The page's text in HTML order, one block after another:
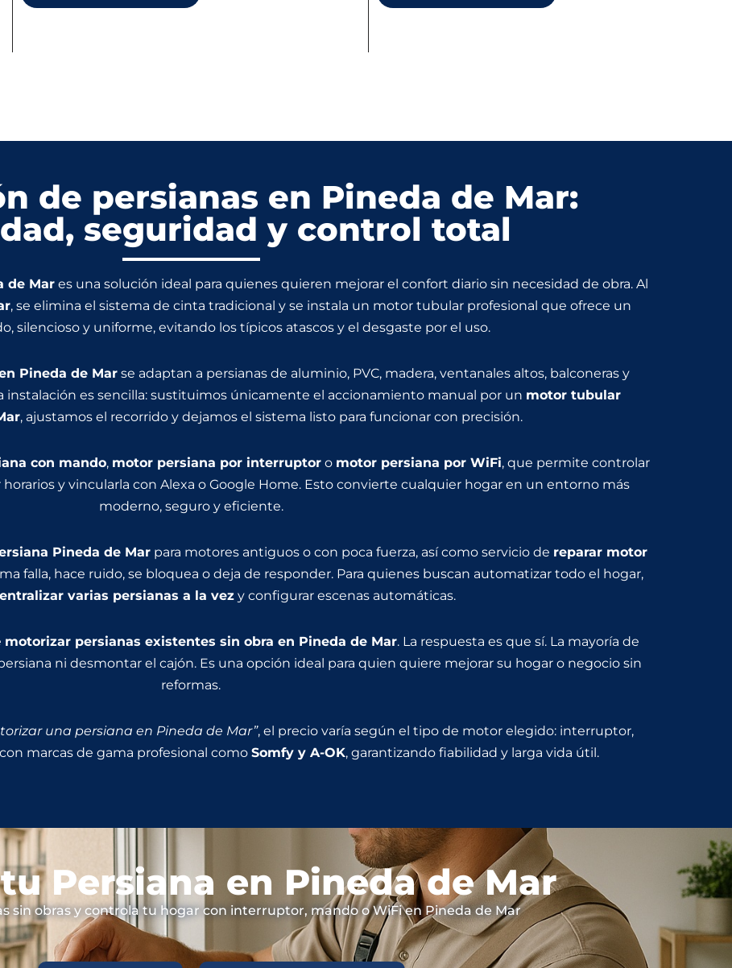
de persianas en Pineda de Mar:
seguridad y control total
de Mares una solución ideal para quienes quieren mejorar el confort diario sin necesidad de obra. Al
, se elimina el sistema de cinta tradicional y se instala un motor tubular profesional que ofrece un
silencioso y uniforme, evitando los típicos atascos y el desgaste por el uso.
Pineda de Mar se adaptan a persianas de aluminio, PVC, madera, ventanales altos, balconeras y
instalación es sencilla: sustituimos únicamente el accionamiento manual por un motor tubular
, ajustamos el recorrido y dejamos el sistema listo para funcionar con precisión.
con mando, motor persiana por interruptoro motor persiana por WiFi, que permite controlar
y vincularla con Alexa o Google Home. Esto convierte cualquier hogar en un entorno más
moderno, seguro y eficiente.
Pineda de Mar para motores antiguos o con poca fuerza, así como servicio de reparar motor
falla, hace ruido, se bloquea o deja de responder. Para quienes buscan automatizar todo el hogar,
varias persianas a la vezy configurar escenas automáticas.
motorizar persianas existentes sin obra en Pineda de Mar. La respuesta es que sí. La mayoría de
ni desmontar el cajón. Es una opción ideal para quien quiere mejorar su hogar o negocio sin
reformas.
una persiana en Pineda de Mar”, el precio varía según el tipo de motor elegido: interruptor,
marcas de gama profesional como Somfy y A-OK, garantizando fiabilidad y larga vida útil.
Persiana en Pineda de Mar
sin obras y controla tu hogar con interruptor, mando o WiFi en Pineda de Mar